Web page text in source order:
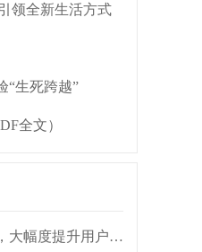
领全新生活方式
“生死跨越”
全文）
VR全景助力健身房品牌升级，大幅度提升用户到店率